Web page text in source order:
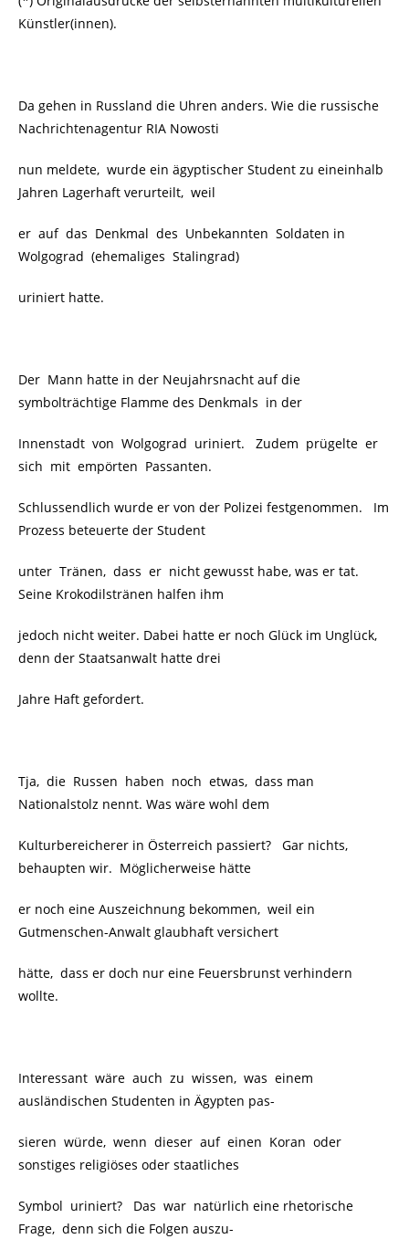
Künstler(innen).
Da gehen in Russland die Uhren anders. Wie die russische
Nachrichtenagentur RIA Nowosti
nun meldete, wurde ein ägyptischer Student zu eineinhalb
Jahren Lagerhaft verurteilt, weil
er auf das Denkmal des Unbekannten Soldaten in
Wolgograd (ehemaliges Stalingrad)
uriniert hatte.
Der Mann hatte in der Neujahrsnacht auf die
symbolträchtige Flamme des Denkmals in der
Innenstadt von Wolgograd uriniert. Zudem prügelte er
sich mit empörten Passanten.
Schlussendlich wurde er von der Polizei festgenommen. Im
Prozess beteuerte der Student
unter Tränen, dass er nicht gewusst habe, was er tat.
Seine Krokodilstränen halfen ihm
jedoch nicht weiter. Dabei hatte er noch Glück im Unglück,
denn der Staatsanwalt hatte drei
Jahre Haft gefordert.
Tja, die Russen haben noch etwas, dass man
Nationalstolz nennt. Was wäre wohl dem
Kulturbereicherer in Österreich passiert? Gar nichts,
behaupten wir. Möglicherweise hätte
er noch eine Auszeichnung bekommen, weil ein
Gutmenschen-Anwalt glaubhaft versichert
hätte, dass er doch nur eine Feuersbrunst verhindern
wollte.
Interessant wäre auch zu wissen, was einem
ausländischen Studenten in Ägypten pas-
sieren würde, wenn dieser auf einen Koran oder
sonstiges religiöses oder staatliches
Symbol uriniert? Das war natürlich eine rhetorische
Frage, denn sich die Folgen auszu-